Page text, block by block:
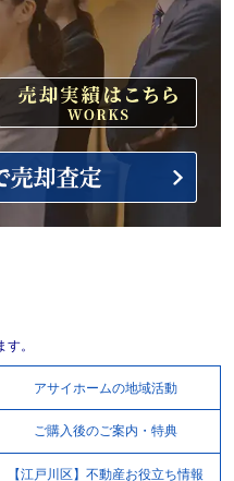
。
アサイホームの地域活動
ご購入後のご案内・特典
【江戸川区】不動産お役立ち情報